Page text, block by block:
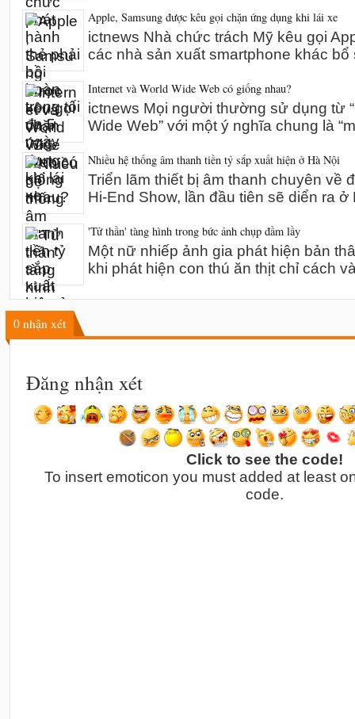
Apple, Samsung được kêu gọi chặn ứng dụng khi lái xe
ictnews Nhà chức trách Mỹ kêu gọi
các nhà sản xuất smartphone khác bổ
Internet và World Wide Web có giống nhau?
ictnews Mọi người thường sử dụng từ
Wide Web” với một ý nghĩa chung là
Nhiều hệ thống âm thanh tiền tỷ sắp xuất hiện ở Hà Nội
Triển lãm thiết bị âm thanh chuyên về
Hi-End Show, lần đầu tiên sẽ diển ra
'Tử thần' tàng hình trong bức ảnh chụp đầm lầy
Một nữ nhiếp ảnh gia phát hiện bản
khi phát hiện con thú ăn thịt chỉ cách
0 nhận xét
Đăng nhận xét
Click to see the code!
To insert emoticon you must added at least
code.